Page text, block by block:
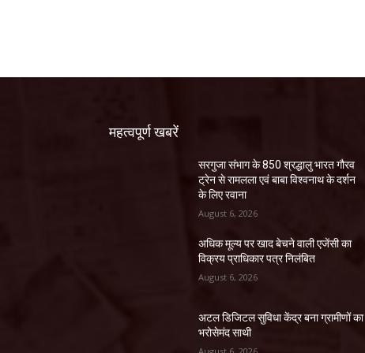
महत्वपूर्ण खबरें
सरगुजा संभाग के 850 श्रद्धालु भारत गौरव
ट्रेन से रामलला एवं बाबा विश्वनाथ के दर्शन
के लिए रवाना
August 6, 2026
अधिक मूल्य पर खाद बेचने वाली एजेंसी का
विक्रय प्राधिकार पत्र निलंबित
August 6, 2026
अटल डिजिटल सुविधा केंद्र बना ग्रामीणों का
भरोसेमंद साथी